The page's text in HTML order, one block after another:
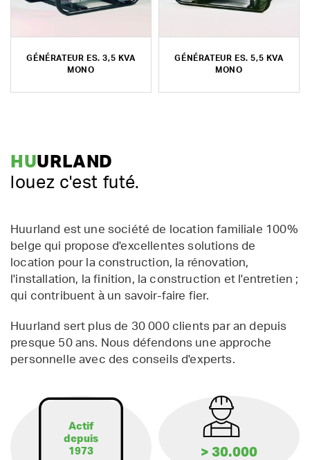
GÉNÉRATEUR ES. 3,5 KVA
MONO
GÉNÉRATEUR ES. 5,5 KVA
MONO
HUURLAND
louez c'est futé.
Huurland est une société de location familiale 100%
belge qui propose d'excellentes solutions de
location pour la construction, la rénovation,
l'installation, la finition, la construction et l'entretien ;
qui contribuent à un savoir-faire fier.
Huurland sert plus de 30 000 clients par an depuis
presque 50 ans. Nous défendons une approche
personnelle avec des conseils d'experts.
Actif
depuis
1973
> 30.000